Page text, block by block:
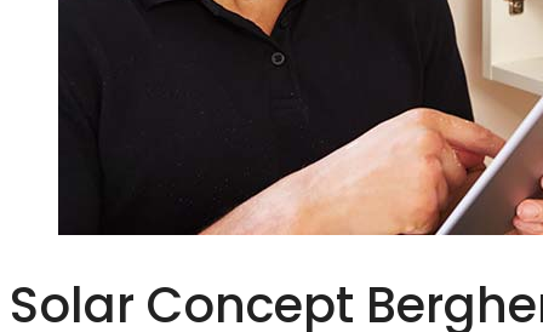
Solar Concept